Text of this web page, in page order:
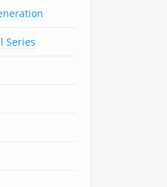
Series